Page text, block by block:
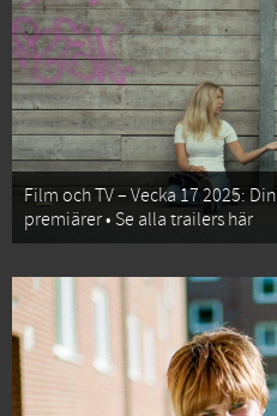
Film och TV – Vecka 17 2025:
premiärer • Se alla trailers här